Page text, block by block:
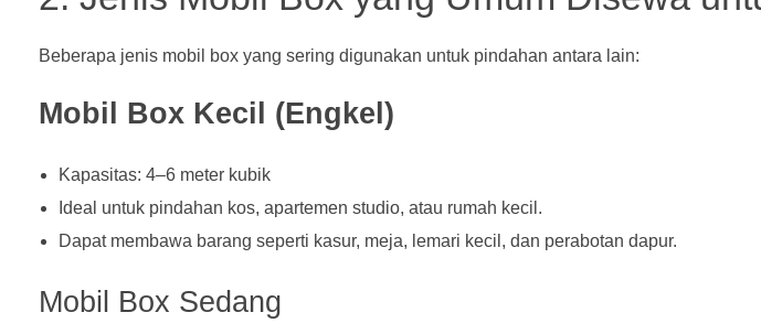
Beberapa jenis mobil box yang sering digunakan untuk pindahan antara lain:
Mobil Box Kecil (Engkel)
Kapasitas: 4–6 meter kubik
Ideal untuk pindahan kos, apartemen studio, atau rumah kecil.
Dapat membawa barang seperti kasur, meja, lemari kecil, dan perabotan dapur.
Mobil Box Sedang